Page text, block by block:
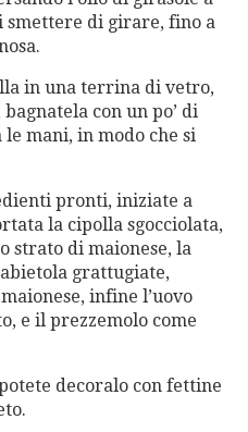
smettere di girare, fino a
in una terrina di vetro,
con un po’ di
mani, in modo che si
pronti, iniziate a
la cipolla sgocciolata,
strato di maionese, la
grattugiate,
infine l’uovo
e il prezzemolo come
decoralo con fettine